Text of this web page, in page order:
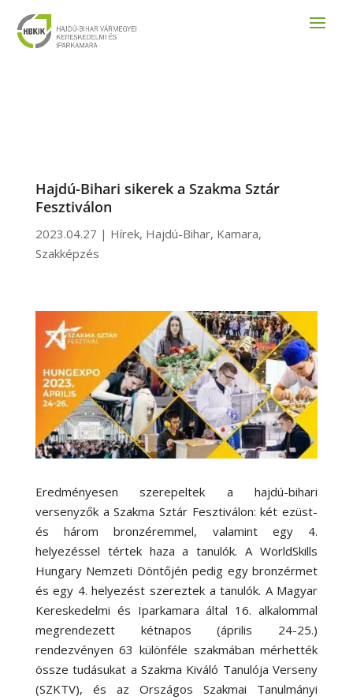
Hajdú-Bihari sikerek a Szakma Sztár
Fesztiválon
2023.04.27 | Hírek, Hajdú-Bihar, Kamara,
Szakképzés
Eredményesen szerepeltek a hajdú-bihari
versenyzők a Szakma Sztár Fesztiválon: két ezüst-
és három bronzéremmel, valamint egy 4.
helyezéssel tértek haza a tanulók. A WorldSkills
Hungary Nemzeti Döntőjén pedig egy bronzérmet
és egy 4. helyezést szereztek a tanulók. A Magyar
Kereskedelmi és Iparkamara által 16. alkalommal
megrendezett kétnapos (április 24-25.)
rendezvényen 63 különféle szakmában mérhették
össze tudásukat a Szakma Kiváló Tanulója Verseny
(SZKTV), és az Országos Szakmai Tanulmányi